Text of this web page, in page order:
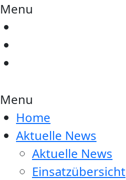
Menu
Menu
Home
Aktuelle News
Aktuelle News
Einsatzübersicht